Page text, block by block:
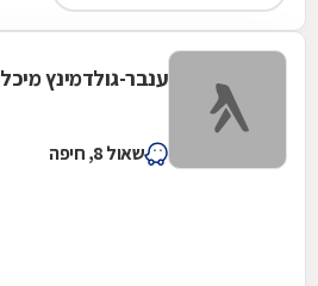
ענבר-גולדמינץ מיכל
שאול 8, חיפה